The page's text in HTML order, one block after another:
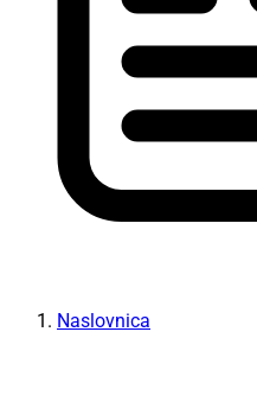
Naslovnica